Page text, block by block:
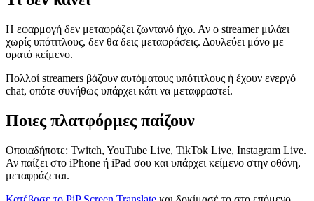
Η εφαρμογή δεν μεταφράζει ζωντανό ήχο. Αν ο streamer μιλάει
χωρίς υπότιτλους, δεν θα δεις μεταφράσεις. Δουλεύει μόνο με
ορατό κείμενο.
Πολλοί streamers βάζουν αυτόματους υπότιτλους ή έχουν ενεργό
chat, οπότε συνήθως υπάρχει κάτι να μεταφραστεί.
Ποιες πλατφόρμες παίζουν
Οποιαδήποτε: Twitch, YouTube Live, TikTok Live, Instagram Live.
Αν παίζει στο iPhone ή iPad σου και υπάρχει κείμενο στην οθόνη,
μεταφράζεται.